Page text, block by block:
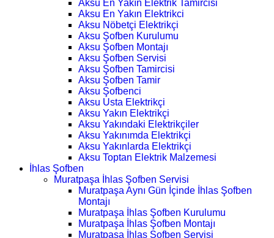
Aksu En Yakın Elektrik Tamircisi
Aksu En Yakın Elektrikci
Aksu Nöbetçi Elektrikçi
Aksu Şofben Kurulumu
Aksu Şofben Montajı
Aksu Şofben Servisi
Aksu Şofben Tamircisi
Aksu Şofben Tamir
Aksu Şofbenci
Aksu Usta Elektrikçi
Aksu Yakın Elektrikçi
Aksu Yakındaki Elektrikçiler
Aksu Yakınımda Elektrikçi
Aksu Yakınlarda Elektrikçi
Aksu Toptan Elektrik Malzemesi
İhlas Şofben
Muratpaşa İhlas Şofben Servisi
Muratpaşa Aynı Gün İçinde İhlas Şofben
Montajı
Muratpaşa İhlas Şofben Kurulumu
Muratpaşa İhlas Şofben Montajı
Muratpaşa İhlas Şofben Servisi